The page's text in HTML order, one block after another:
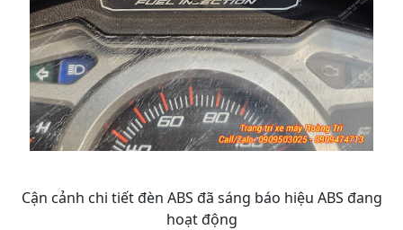
Cận cảnh chi tiết đèn ABS đã sáng báo hiệu ABS đang
hoạt động